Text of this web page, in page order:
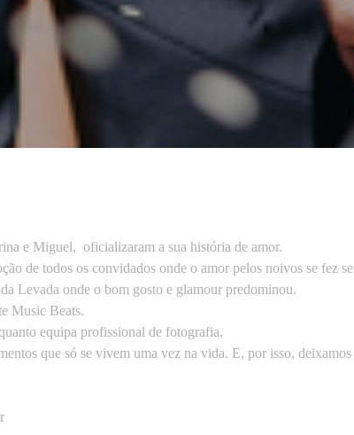
e Miguel, oficializaram a sua história de amor.
de todos os convidados onde o amor pelos noivos se fez
Levada onde o bom gosto e glamour predominou.
Music Beats.
equipa profissional de fotografia.
que só se vivem uma vez na vida. E, por isso,